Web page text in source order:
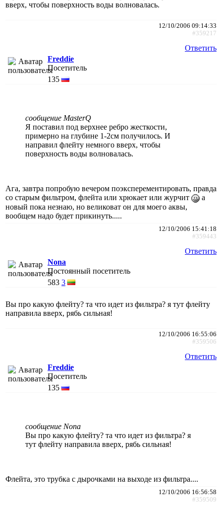
вверх, чтобы поверхность воды волновалась.
12/10/2006 09:14:33
#359217
Ответить
Freddie
Посетитель
135
сообщение MasterQ
Я поставил под верхнее ребро жесткости,
примерно на глубине 1-2см получилось. И
направил флейту немного вверх, чтобы
поверхность воды волновалась.
Ага, завтра попробую вечером поэксперементировать, правда
со старым фильтром, флейта или хрюкает или журчит
а
новый пока незнаю, но великоват он для моего аквы,
вообщем надо будет прикинуть.....
12/10/2006 15:41:18
#359443
Ответить
Nona
Постоянный посетитель
583 3
Вы про какую флейту? та что идет из фильтра? я тут флейту
направила вверх, рябь сильная!
12/10/2006 16:55:06
#359506
Ответить
Freddie
Посетитель
135
сообщение Nona
Вы про какую флейту? та что идет из фильтра? я
тут флейту направила вверх, рябь сильная!
Флейта, это трубка с дырочками на выходе из фильтра....
12/10/2006 16:56:58
#359509